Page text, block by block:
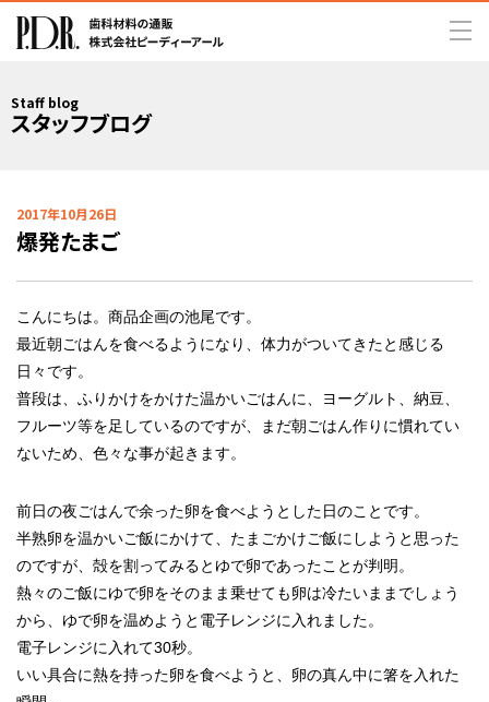
Staff blog
スタッフブログ
2017年10月26日
爆発たまご
こんにちは。商品企画の池尾です。
最近朝ごはんを食べるようになり、体力がついてきたと感じる
日々です。
普段は、ふりかけをかけた温かいごはんに、ヨーグルト、納豆、
フルーツ等を足しているのですが、まだ朝ごはん作りに慣れてい
ないため、色々な事が起きます。
前日の夜ごはんで余った卵を食べようとした日のことです。
半熟卵を温かいご飯にかけて、たまごかけご飯にしようと思った
のですが、殻を割ってみるとゆで卵であったことが判明。
熱々のご飯にゆで卵をそのまま乗せても卵は冷たいままでしょう
から、ゆで卵を温めようと電子レンジに入れました。
電子レンジに入れて30秒。
いい具合に熱を持った卵を食べようと、卵の真ん中に箸を入れた